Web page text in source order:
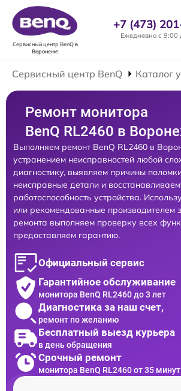
Сервисный центр BenQв
Воронеже
+7 (473)
Ежедневно с 9:00
Сервисный центр BenQ Каталог
Ремонт монитора
BenQ RL2460 в
Выполняем ремонт BenQ RL2460 в
устранением неисправностей любой
диагностику, выявляем причины
неисправные детали и восстанавливаем
работоспособность устройства.
или рекомендованные производителем
ремонта выполняем проверку всех
предоставляем гарантию.
Официальный сервис
Гарантийное обслуживание
монитора BenQ RL2460 до 3 лет
Диагностика за наш счет,
ремонт по желанию
Бесплатный выезд курьера
в день обращения
Срочный ремонт
монитора BenQ RL2460 от 35 минут